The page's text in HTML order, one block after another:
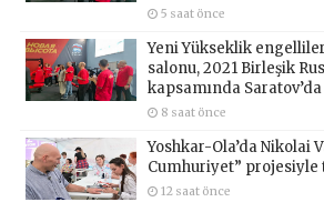
5 saat önce
Yeni Yükseklik
salonu, 2021 Birleşik
kapsamında Saratov’da
8 saat önce
Yoshkar-Ola’da Nikolai
Cumhuriyet” projesiyle
12 saat önce